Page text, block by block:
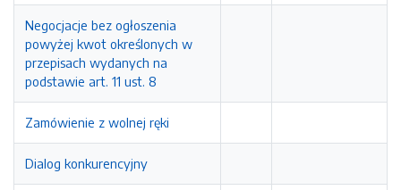
Negocjacje bez ogłoszenia
powyżej kwot określonych w
przepisach wydanych na
podstawie art. 11 ust. 8
Zamówienie z wolnej ręki
Dialog konkurencyjny